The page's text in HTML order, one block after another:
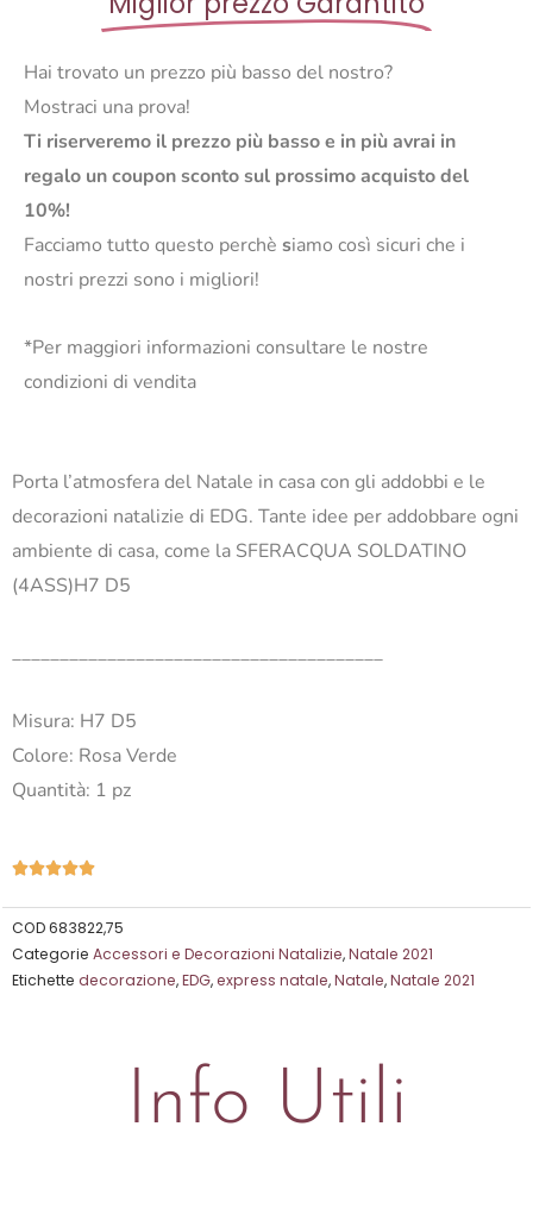
Hai trovato un prezzo più basso del nostro?
Mostraci una prova!
Ti riserveremo il prezzo più basso e in più avrai in
regalo un coupon sconto sul prossimo acquisto del
10%!
Facciamo tutto questo perchè siamo così sicuri che i
nostri prezzi sono i migliori!
*Per maggiori informazioni consultare le nostre
condizioni di vendita
Porta l’atmosfera del Natale in casa con gli addobbi e le
decorazioni natalizie di EDG. Tante idee per addobbare ogni
ambiente di casa, come la SFERACQUA SOLDATINO
(4ASS)H7 D5
_______________________________________
Misura: H7 D5
Colore: Rosa Verde
Quantità: 1 pz
Valutazione
su
5
COD683822,75
Categorie Accessori e Decorazioni Natalizie,Natale 2021
Etichette decorazione,EDG,express natale,Natale,Natale 2021
Info Utili